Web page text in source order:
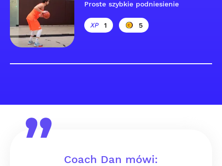
Proste szybkie podniesienie
1 5
Coach Dan mówi: